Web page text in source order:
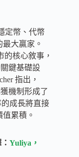
定幣、代幣
大贏家。
的核心敘事，
鍵基礎設
指出，
機制形成了
成長將直接
累積。
Yuliya，